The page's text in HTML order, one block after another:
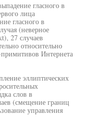
гласного в
лица
гласного в
(неверное
27 случаев
относительно
примитивов Интернета
эллиптических
слов в
(смещение границ
управления